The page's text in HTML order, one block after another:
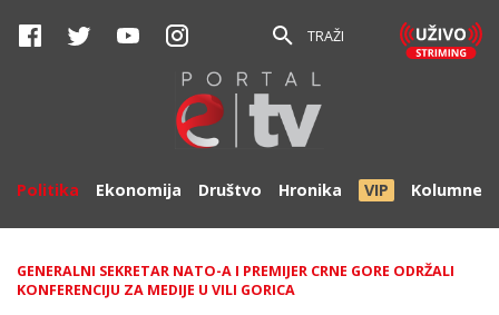
TRAŽI
Politika Ekonomija Društvo Hronika VIP Kolumne
GENERALNI SEKRETAR NATO-A I PREMIJER CRNE GORE ODRŽALI
KONFERENCIJU ZA MEDIJE U VILI GORICA